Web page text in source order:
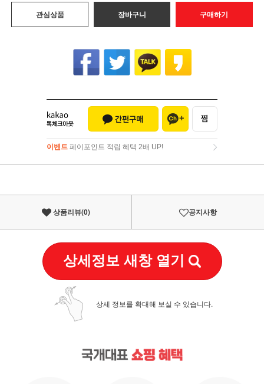
관심상품 장바구니 구매하기
이벤트 페이포인트 적립 혜택 2배 UP!
이벤트페이포인트 적립 혜택 2배 UP!
상품리뷰(0) 공지사항
상세정보 새창 열기
상세 정보를 확대해 보실 수 있습니다.